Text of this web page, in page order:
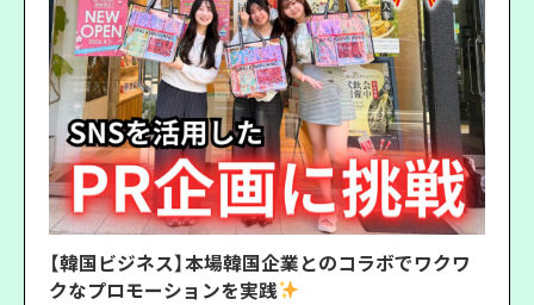
【韓国ビジネス】本場韓国企業とのコラボでワクワ
クなプロモーションを実践